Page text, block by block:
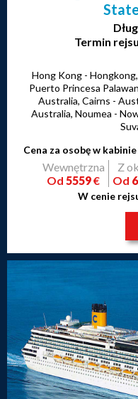
Termin
Hong Kong - Hongkong,
Puerto Princesa
Australia, Cairns -
Australia, Noumea -
Cena za osobę w
Wewnętrzna
Od 5559€
Z
Od
W cenie